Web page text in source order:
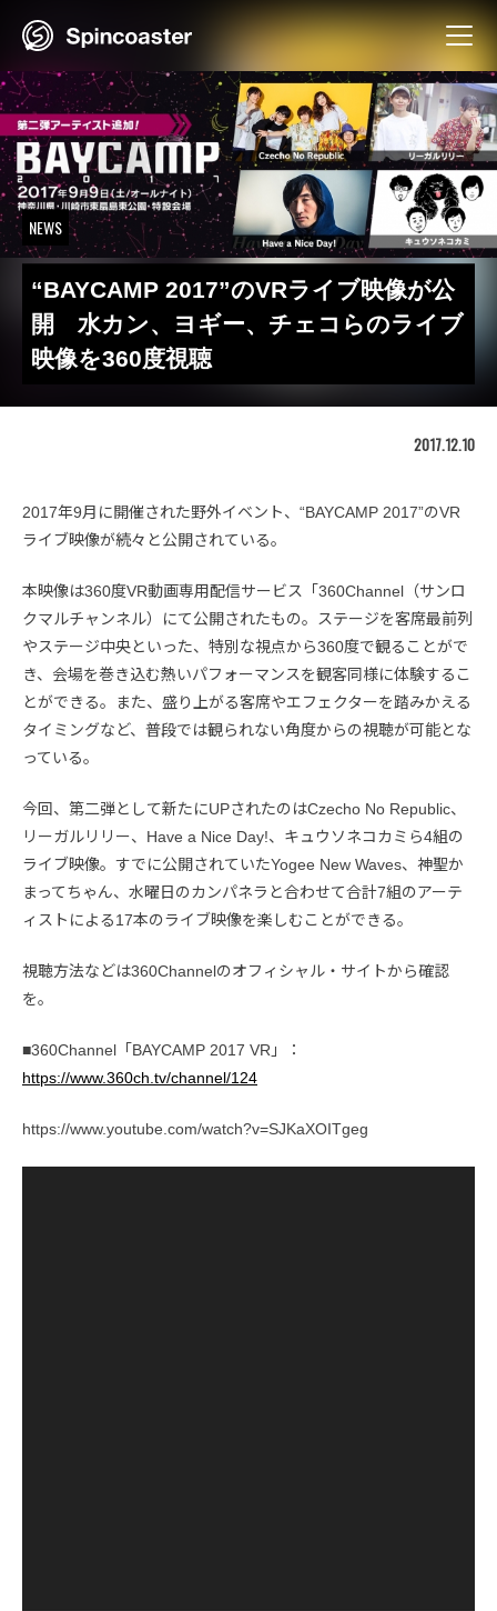
NEWS
“BAYCAMP 2017”のVRライブ映像が公
開 水カン、ヨギー、チェコらのライブ
映像を360度視聴
2017.12.10
2017年9月に開催された野外イベント、“BAYCAMP 2017”のVR
ライブ映像が続々と公開されている。
本映像は360度VR動画専用配信サービス「360Channel（サンロ
クマルチャンネル）にて公開されたもの。ステージを客席最前列
やステージ中央といった、特別な視点から360度で観ることがで
き、会場を巻き込む熱いパフォーマンスを観客同様に体験するこ
とができる。また、盛り上がる客席やエフェクターを踏みかえる
タイミングなど、普段では観られない角度からの視聴が可能とな
っている。
今回、第二弾として新たにUPされたのはCzecho No Republic、
リーガルリリー、Have a Nice Day!、キュウソネコカミら4組の
ライブ映像。すでに公開されていたYogee New Waves、神聖か
まってちゃん、水曜日のカンパネラと合わせて合計7組のアーテ
ィストによる17本のライブ映像を楽しむことができる。
視聴方法などは360Channelのオフィシャル・サイトから確認
を。
■360Channel「BAYCAMP 2017 VR」：
https://www.360ch.tv/channel/124
https://www.youtube.com/watch?v=SJKaXOITgeg